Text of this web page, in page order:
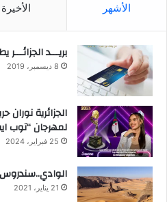
الأشهر الأخيرة
بريـــد
8 ديسمبر، 2019
الجزائرية
لمهرجان “توب
25 فبراير، 2024
21 يناير، 2021